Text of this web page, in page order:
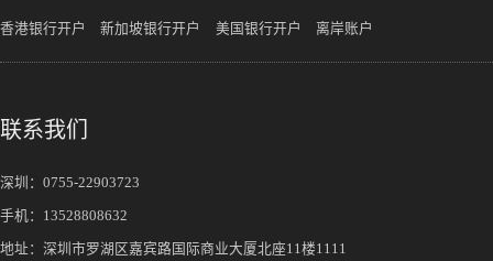
香港银行开户 新加坡银行开户 美国银行开户 离岸账户
联系我们
深圳： 0755-22903723
手机： 13528808632
地址：深圳市罗湖区嘉宾路国际商业大厦北座11楼1111